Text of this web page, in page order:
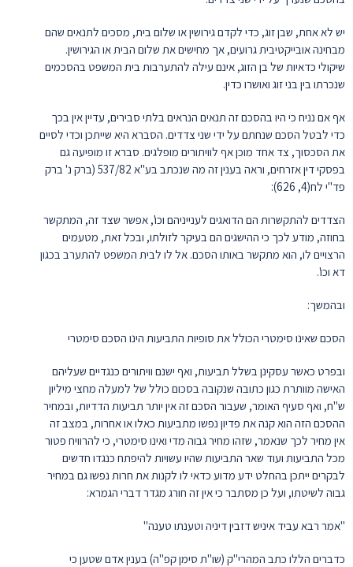
יש לא אחת, שבן זוג, כדי לקדם גירושין או שלום בית, מסכים לתנאים שהם
מבחינה אובייקטיבית גרועים, אך מחישים את שלום הבית או הגירושין.
שיקולי כדאיות של בן הזוג, אינם עילה להתערבות בית המשפט בהסכמים
שנכרתו בין בני זוג ואושרו כדין.
אף אם נניח כי היו בהסכם זה תנאים הנראים בלתי סבירים, עדיין אין בכך
כדי לבטל הסכם שנחתם על ידי שני צדדים. הסברא היא שייתכן וכדי לסיים
את הסכסוך, צד אחד מוכן אף לוויתורים מופלגים. סברא זו מופיעה גם
בפסקי דין אזרחים, וראה בענין זה מה שנכתב בע"א 537/82 (ברק נ' ברק
פד"י לח(4, 626):
הצדדים להתקשרות הם הדואגים לענייניהם וכו', אפשר שצד זה, המתקשר
בחוזה, מודע לכך כי ההישגים הם בעיקר לזולתו, ובכל זאת, מטעמים
הרצויים לו, הוא מתקשר באותו הסכם. אל לו לבית המשפט להתערב בכגון
דא וכו'.
ובהמשך:
הסכם שאינו סימטרי הכולל את סופיות התביעות הינו הסכם סימטרי
ובפרט כאשר עסקינן בשלל תביעות, ואף ישנם וויתורים כנגדיים שעליהם
האישה מוותרת כגון כתובה שנקובה בסכום כולל של למעלה מחצי מיליון
ש"ח, ואף סעיף האומר, שעבור הסכם זה אין יותר תביעות הדדיות, ובמחיר
ההסכם הזה הוא קנה את פדיון נפשו מתביעות כאלו או אחרות, במצב זה
אין מחיר לכך שנאמר, שזהו מחיר גבוה מדי ואינו סימטרי, כי להרוויח פטור
מכל התביעות ועוד שאר התביעות שהיו עשויות להיפתח כנגדו חדשים
לבקרים ייתכן בהחלט ידע מדוע כדאי לו לקנות את חרות נפשו גם במחיר
גבוה לשיטתו, ועל כן מסתבר כי אין זה חורג מגדר דברי הגמרא:
"אמר רבא עביד איניש דזבין דיניה וטענתו טענה"
כדברים הללו כתב המהרי"ק (שו"ת סימן קפ"ה) בענין אדם שטען כי